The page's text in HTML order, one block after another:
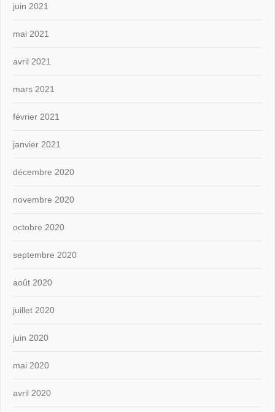
juin 2021
mai 2021
avril 2021
mars 2021
février 2021
janvier 2021
décembre 2020
novembre 2020
octobre 2020
septembre 2020
août 2020
juillet 2020
juin 2020
mai 2020
avril 2020